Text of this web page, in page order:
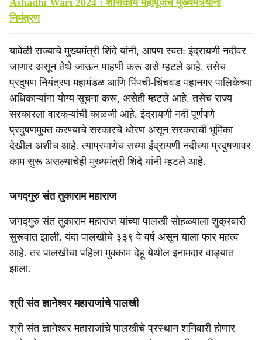
Ashadhi Wari 2024 : शासकीय महापूजेचे मुख्यमंत्र्यांना
निमंत्रण
यावेळी राज्याचे मुख्यमंत्री शिंदे यांनी, आपण स्वत: इंद्रायणी नदीवर
जाणार असून तेथे जाऊन पाहणी करू असे म्हटले आहे. तसेच
प्रदुषण नियंत्रण महामंडळ आणि पिंपची-चिंचवड महानगर पालिकेच्या
अधिकाऱ्यांना योग्य सूचना करू, असेही म्हटले आहे. तसेच राज्य
सरकारला वारकऱ्यांची काळजी आहे. इंद्रायणी नदी पूर्णपणे
प्रदुषणमुक्त करण्याचे सरकारचे धोरण असून सरकराची भूमिका
देखील अशीच आहे. त्याप्रमाणेच सध्या इंद्रायणी नदीच्या प्रदुषणावर
काम सुरू असल्याचेही मुख्यमंत्री शिंदे यांनी म्हटले आहे.
जगद्गुरु संत तुकाराम महाराज
जगद्गुरु संत तुकाराम महाराज यांच्या पालखी सोहळ्याला शुक्रवारी
सुरूवात झाली. यंदा पालखीचे ३३९ वे वर्ष असून याला फार महत्व
आहे. तर पालखीचा पहिला मुक्काम देहू येथील इनामदार वाड्यात
झाला.
श्री संत ज्ञानेश्वर महाराजांचे पालखी
श्री संत ज्ञानेश्वर महाराजांचे पालखीचे प्रस्थान शनिवारी होणार